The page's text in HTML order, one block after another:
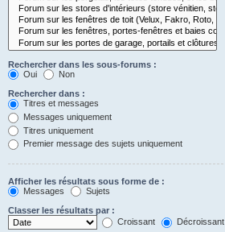
Rechercher dans les sous-forums :
Oui
Non
Rechercher dans :
Titres et messages
Messages uniquement
Titres uniquement
Premier message des sujets uniquement
Afficher les résultats sous forme de :
Messages
Sujets
Classer les résultats par :
Croissant
Décroissant